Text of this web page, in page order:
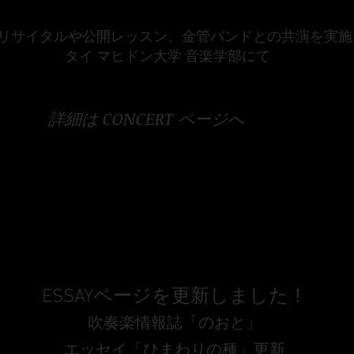
サイタルや公開レッスン、金管バンドとの共演を実
​タイ マヒドン大学 音楽学部にて
​詳細は CONCERT ページへ
ESSAYページを更新しました！
吹奏楽情報誌「のおと」​